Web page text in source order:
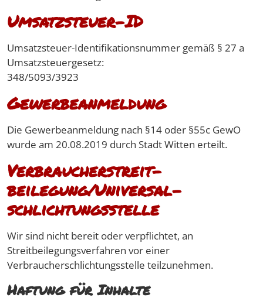
Umsatzsteuer-ID
Umsatzsteuer-Identifikationsnummer gemäß § 27 a
Umsatzsteuergesetz:
348/5093/3923
Gewerbeanmeldung
Die Gewerbeanmeldung nach §14 oder §55c GewO
wurde am 20.08.2019 durch Stadt Witten erteilt.
Verbraucher­streit­
beilegung/Universal­
schlichtungs­stelle
Wir sind nicht bereit oder verpflichtet, an
Streitbeilegungsverfahren vor einer
Verbraucherschlichtungsstelle teilzunehmen.
Haftung für Inhalte